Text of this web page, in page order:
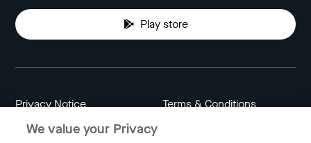
Play store
Privacy Notice Terms & Conditions
Data Attribution
We value your Privacy